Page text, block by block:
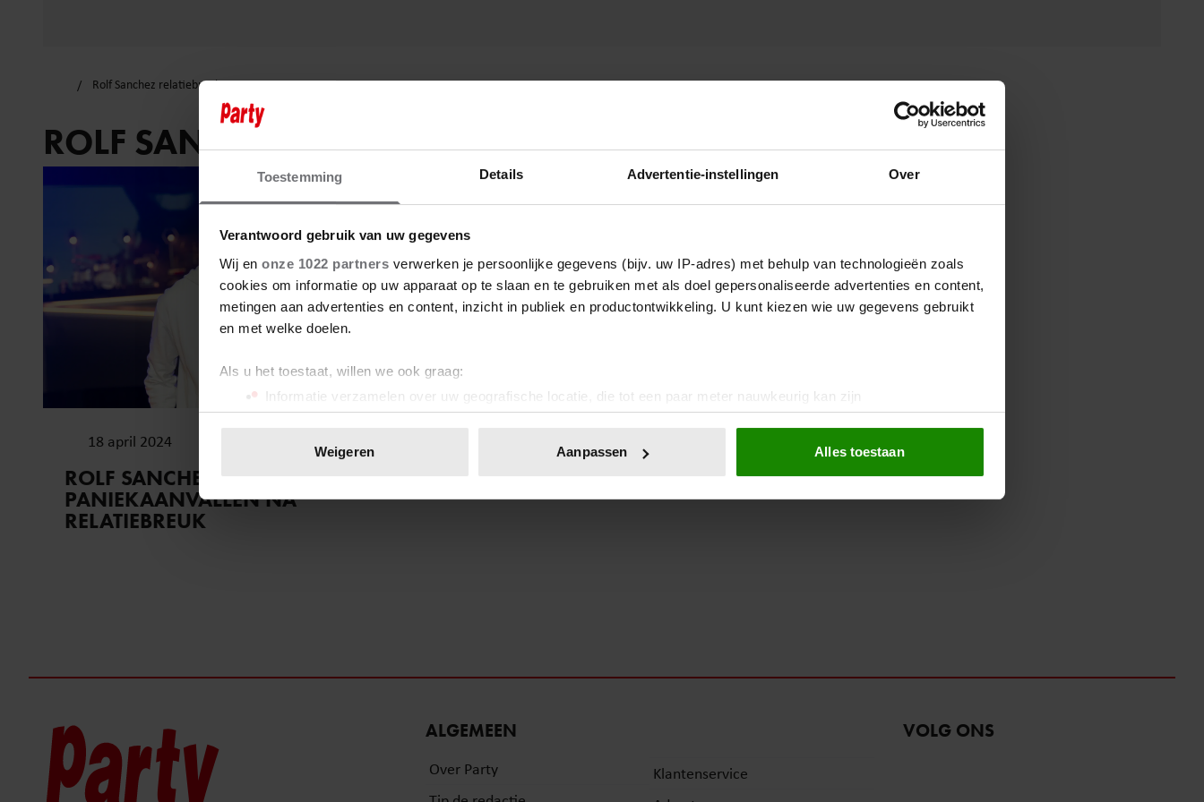
Toestemming Details Advertentie-instellingen Over
Verantwoord gebruik van uw gegevens
Wij en onze 1022 partners verwerken je persoonlijke gegevens (bijv. uw IP-adres) met behulp van technologieën zoals
cookies om informatie op uw apparaat op te slaan en te gebruiken met als doel gepersonaliseerde advertenties en content,
metingen aan advertenties en content, inzicht in publiek en productontwikkeling. U kunt kiezen wie uw gegevens gebruikt
en met welke doelen.
Als u het toestaat, willen we ook graag:
Informatie verzamelen over uw geografische locatie, die tot een paar meter nauwkeurig kan zijn
Uw apparaat identificeren door het actief te scannen op specifieke eigenschappen (fingerprinting)
toestemming op elk moment wijzigen of intrekken in de Cookieverklaring.
We gebruiken cookies om content en advertenties te personaliseren, om functies voor social media te bieden en om ons
Weigeren Aanpassen Alles toestaan
Rolf Sanchez relatiebreuk
ROLF SANCHEZ RELATIEBREUK
18 april 2024
ROLF SANCHEZ:
PANIEKAANVALLEN NA
RELATIEBREUK
ALGEMEEN
Over Party
Klantenservice
VOLG ONS